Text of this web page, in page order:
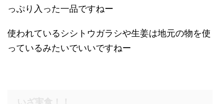
っぷり入った一品ですねー
使われているシシトウガラシや生姜は地元の物を使
っているみたいでいいですねー